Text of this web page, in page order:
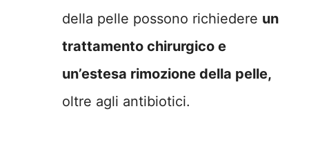
della pelle possono richiedere un
trattamento chirurgico e
un’estesa rimozione della pelle,
oltre agli antibiotici.